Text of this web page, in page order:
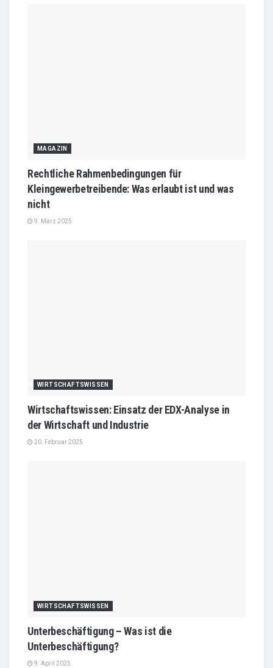
MAGAZIN
Rechtliche Rahmenbedingungen für
Kleingewerbetreibende: Was erlaubt ist und was
nicht
9. März 2025
WIRTSCHAFTSWISSEN
Wirtschaftswissen: Einsatz der EDX-Analyse in
der Wirtschaft und Industrie
20. Februar 2025
WIRTSCHAFTSWISSEN
Unterbeschäftigung – Was ist die
Unterbeschäftigung?
9. April 2025